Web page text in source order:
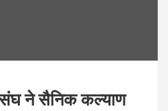
ने सैनिक कल्याण